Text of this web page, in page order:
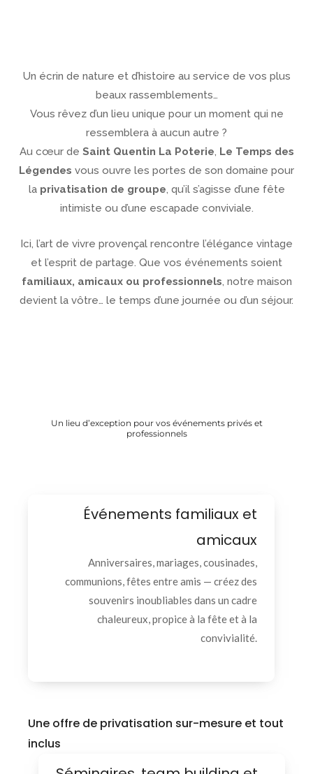
Un écrin de nature et d’histoire au service de vos plus
beaux rassemblements…
Vous rêvez d’un lieu unique pour un moment qui ne
ressemblera à aucun autre ?
Au cœur de Saint Quentin La Poterie, Le Temps des
Légendes vous ouvre les portes de son domaine pour
la privatisation de groupe, qu’il s’agisse d’une fête
intimiste ou d’une escapade conviviale.
Ici, l’art de vivre provençal rencontre l’élégance vintage
et l’esprit de partage. Que vos événements soient
familiaux, amicaux ou professionnels, notre maison
devient la vôtre… le temps d’une journée ou d’un séjour.
Un lieu d’exception pour vos événements privés et
professionnels
Événements familiaux et
amicaux
Anniversaires, mariages, cousinades,
communions, fêtes entre amis — créez des
souvenirs inoubliables dans un cadre
chaleureux, propice à la fête et à la
convivialité.
Une offre de privatisation sur-mesure et tout
inclus